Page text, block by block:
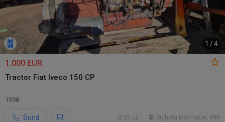
1 /4
1.000 EUR
Tractor Fiat Iveco 150 CP
1998
Sună Sighetu Marmatiei, MM
25 jul.